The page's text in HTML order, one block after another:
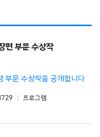
편 부문 수상작
부문 수상작을 공개합니다
카테고리
프로그램